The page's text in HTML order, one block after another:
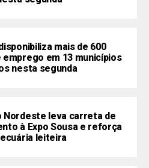
mais de 600
emprego em 13 municípios
nesta segunda
Nordeste leva carreta de
à Expo Sousa e reforça
leiteira